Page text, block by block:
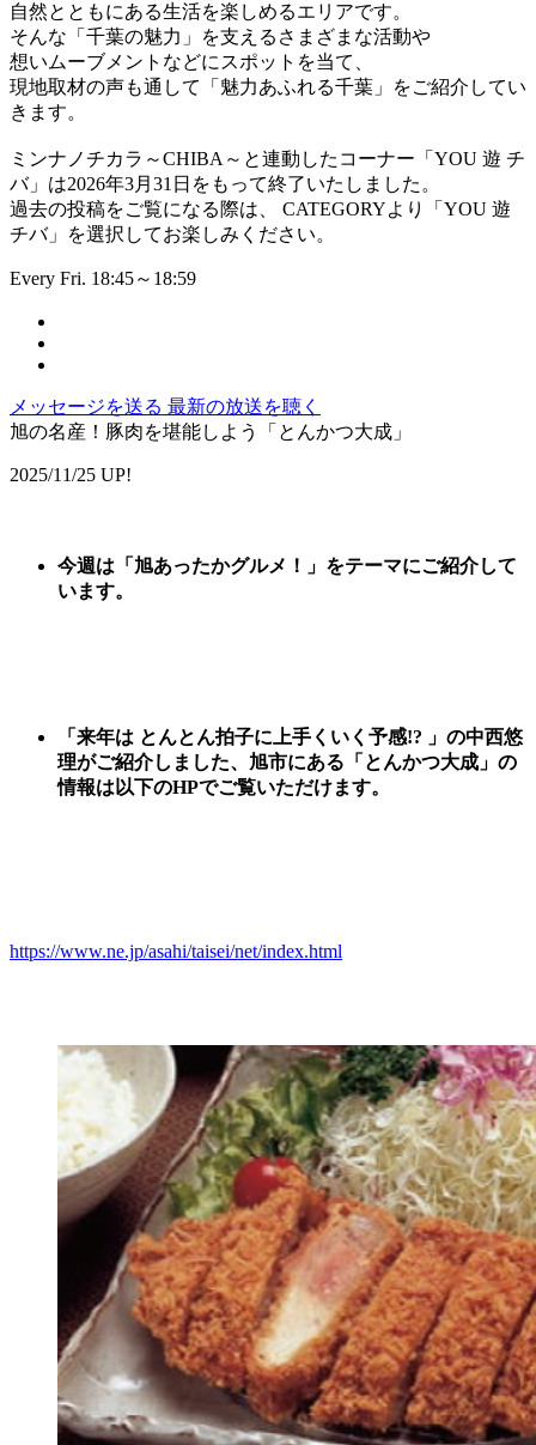
自然とともにある生活を楽しめるエリアです。
そんな「千葉の魅力」を支えるさまざまな活動や
想いムーブメントなどにスポットを当て、
現地取材の声も通して「魅力あふれる千葉」をご紹介してい
きます。
ミンナノチカラ～CHIBA～と連動したコーナー「YOU 遊 チ
バ」は2026年3月31日をもって終了いたしました。
過去の投稿をご覧になる際は、 CATEGORYより「YOU 遊
チバ」を選択してお楽しみください。
Every Fri. 18:45～18:59
メッセージを送る 最新の放送を聴く
旭の名産！豚肉を堪能しよう「とんかつ大成」
2025/11/25 UP!
今週は 「 旭あったかグルメ ！ 」 をテーマにご紹介して
います。
「来年は とんとん拍子に上手くいく予感!? 」の中西悠
理がご紹介しました、 旭市にある「とんかつ大成 」 の
情報は以下のHPでご覧いただけます。
https://www.ne.jp/asahi/taisei/net/index.html